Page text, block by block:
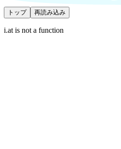
トップ 再読み込み
i.at is not a function